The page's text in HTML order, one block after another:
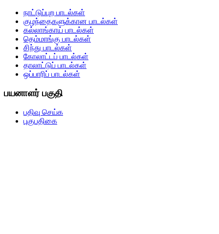
நாட்டுப்புற பாடல்கள்
குழந்தைகளுக்கான பாடல்கள்
கல்லாங்காய் பாடல்கள்
தெம்மாங்கு பாடல்கள்
சிந்து பாடல்கள்
கோலாட்டப் பாடல்கள்
தாலாட்டுப் பாடல்கள்
ஒப்பாரிப் பாடல்கள்
பயனாளர் பகுதி
பதிவு செய்க
புகுபதிகை